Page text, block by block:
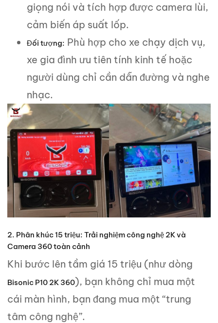
giọng nói và tích hợp được camera lùi,
cảm biến áp suất lốp.
Đối tượng: Phù hợp cho xe chạy dịch vụ,
xe gia đình ưu tiên tính kinh tế hoặc
người dùng chỉ cần dẫn đường và nghe
nhạc.
2. Phân khúc 15 triệu: Trải nghiệm công nghệ 2K và
Camera 360 toàn cảnh
Khi bước lên tầm giá 15 triệu (như dòng
Bisonic P10 2K 360), bạn không chỉ mua một
cái màn hình, bạn đang mua một “trung
tâm công nghệ”.